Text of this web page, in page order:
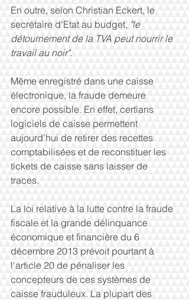
En outre, selon Christian Eckert, le
secrétaire d'Etat au budget, "le
détournement de la TVA peut nourrir le
travail au noir".
Même enregistré dans une caisse
électronique, la fraude demeure
encore possible. En effet, certians
logiciels de caisse permettent
aujourd'hui de retirer des recettes
comptabilisées et de reconstituer les
tickets de caisse sans laisser de
traces.
La loi relative à la lutte contre la fraude
fiscale et la grande délinquance
économique et financière du 6
décembre 2013 prévoit pourtant à
l'article 20 de pénaliser les
concepteurs de ces systèmes de
caisse frauduleux. La plupart des